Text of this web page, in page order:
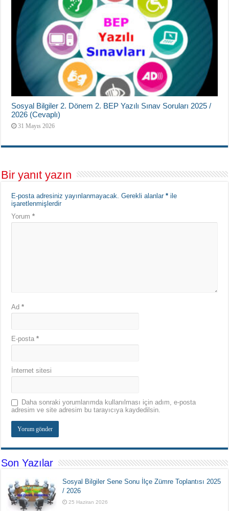
Sosyal Bilgiler 2. Dönem 2. BEP Yazılı Sınav Soruları 2025 /
2026 (Cevaplı)
31 Mayıs 2026
Bir yanıt yazın
E-posta adresiniz yayınlanmayacak. Gerekli alanlar* ile
işaretlenmişlerdir
Yorum*
Ad*
E-posta*
İnternet sitesi
Daha sonraki yorumlarımda kullanılması için adım, e-posta
adresim ve site adresim bu tarayıcıya kaydedilsin.
Son Yazılar
Sosyal Bilgiler Sene Sonu İlçe Zümre Toplantısı 2025
/ 2026
25 Haziran 2026